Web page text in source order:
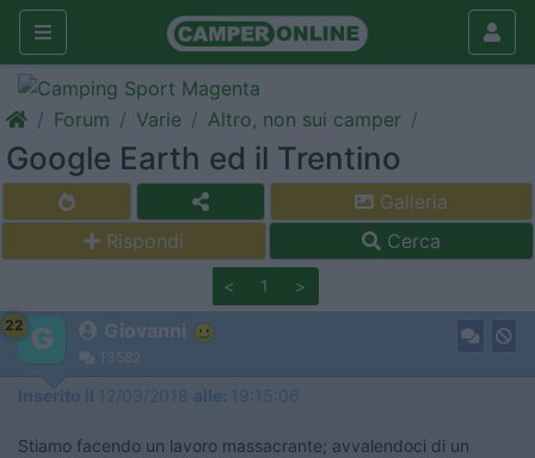
Forum Varie Altro, non sui camper
Google Earth ed il Trentino
Galleria
Rispondi
Cerca
< 1 >
22 Giovanni
13582
Inserito il 12/03/2018 alle: 19:15:06
Stiamo facendo un lavoro massacrante; avvalendoci di un